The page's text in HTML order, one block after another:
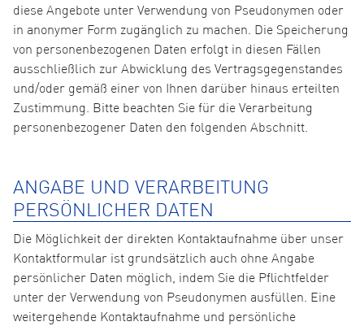
diese Angebote unter Verwendung von Pseudonymen oder
in anonymer Form zugänglich zu machen. Die Speicherung
von personenbezogenen Daten erfolgt in diesen Fällen
ausschließlich zur Abwicklung des Vertragsgegenstandes
und/oder gemäß einer von Ihnen darüber hinaus erteilten
Zustimmung. Bitte beachten Sie für die Verarbeitung
personenbezogener Daten den folgenden Abschnitt.
ANGABE UND VERARBEITUNG
PERSÖNLICHER DATEN
Die Möglichkeit der direkten Kontaktaufnahme über unser
Kontaktformular ist grundsätzlich auch ohne Angabe
persönlicher Daten möglich, indem Sie die Pflichtfelder
unter der Verwendung von Pseudonymen ausfüllen. Eine
weitergehende Kontaktaufnahme und persönliche